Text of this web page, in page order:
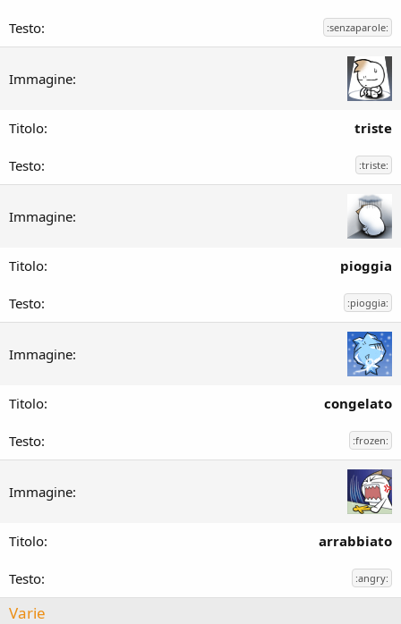
:senzaparole:
triste
:triste:
pioggia
:pioggia:
congelato
:frozen:
arrabbiato
:angry:
Varie